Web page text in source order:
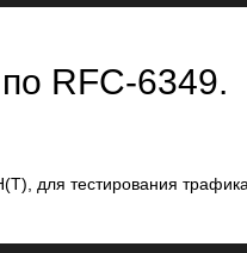
RFC-6349.
для тестирования